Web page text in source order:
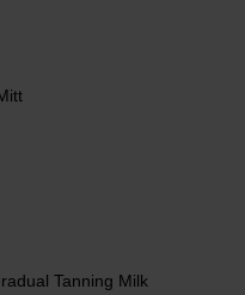
Tanning Milk